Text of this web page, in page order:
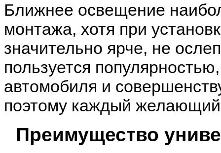
Ближнее освещение
монтажа, хотя при
значительно ярче, не
пользуется
автомобиля и
поэтому каждый
Преимущество